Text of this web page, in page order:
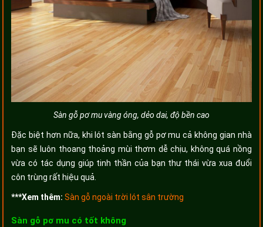
Sàn gỗ pơ mu vàng óng, dẻo dai, độ bền cao
Đặc biệt hơn nữa, khi lót sàn bằng gỗ pơ mu cả không gian nhà
bạn sẽ luôn thoang thoảng mùi thơm dễ chịu, không quá nồng
vừa có tác dụng giúp tinh thần của bạn thư thái vừa xua đuổi
côn trùng rất hiệu quả.
***Xem thêm: Sàn gỗ ngoài trời lót sân trường
Sàn gỗ pơ mu có tốt không